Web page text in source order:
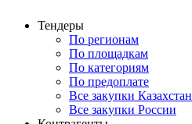
Тендеры
По регионам
По площадкам
По категориям
По предоплате
Все закупки
Все закупки России